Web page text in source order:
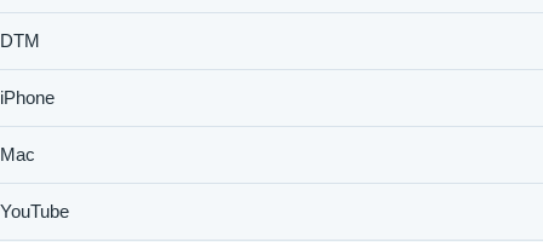
DTM
iPhone
Mac
YouTube